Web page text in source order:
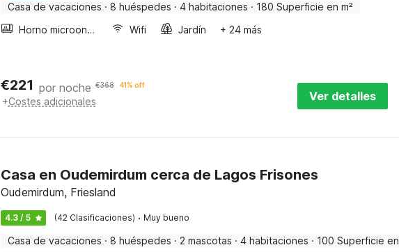
Casa de vacaciones · 8 huéspedes · 4 habitaciones · 180 Superficie en m²
Horno microondas
Wifi Jardín + 24 más
€221 por noche €368 41% off
+Costes adicionales Ver detalles
Casa en Oudemirdum cerca de Lagos Frisones
Oudemirdum, Friesland
4.3 / 5 (42 Clasificaciones) · Muy bueno
Casa de vacaciones · 8 huéspedes · 2 mascotas · 4 habitaciones · 100 Superficie en